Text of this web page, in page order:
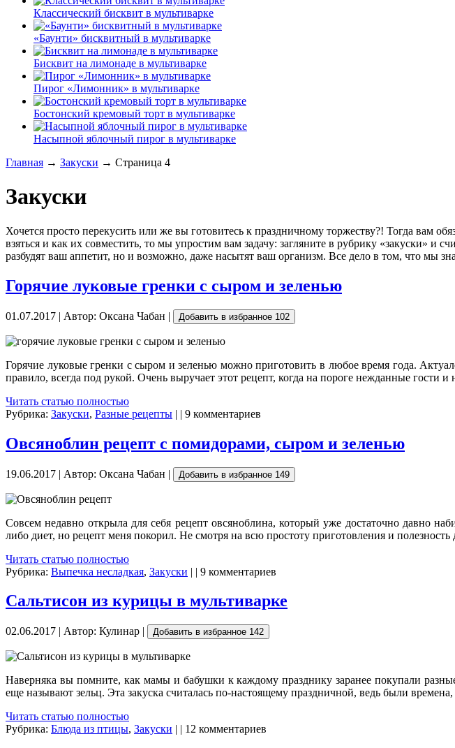
Классический бисквит в мультиварке
«Баунти» бисквитный в мультиварке
Бисквит на лимонаде в мультиварке
Пирог «Лимонник» в мультиварке
Бостонский кремовый торт в мультиварке
Насыпной яблочный пирог в мультиварке
Главная → Закуски → Страница 4
Закуски
Хочется просто перекусить или же вы готовитесь к праздничному торжеству?! Тогда вам
взяться и как их совместить, то мы упростим вам задачу: загляните в рубрику «закуски»
разбудят ваш аппетит, но и возможно, даже насытят ваш организм. Все дело в том, что мы
Горячие луковые гренки с сыром и зеленью
01.07.2017 | Автор: Оксана Чабан | Добавить в избранное 102
Горячие луковые гренки с сыром и зеленью можно приготовить в любое время года.
правило, всегда под рукой. Очень выручает этот рецепт, когда на пороге нежданные гости
Читать статью полностью
Рубрика: Закуски, Разные рецепты | | 9 комментариев
Овсяноблин рецепт с помидорами, сыром и зеленью
19.06.2017 | Автор: Оксана Чабан | Добавить в избранное 149
Совсем недавно открыла для себя рецепт овсяноблина, который уже достаточно давно
либо диет, но рецепт меня покорил. Не смотря на всю простоту приготовления и полезность
Читать статью полностью
Рубрика: Выпечка несладкая, Закуски | | 9 комментариев
Сальтисон из курицы в мультиварке
02.06.2017 | Автор: Кулинар | Добавить в избранное 142
Наверняка вы помните, как мамы и бабушки к каждому празднику заранее покупали
еще называют зельц. Эта закуска считалась по-настоящему праздничной, ведь были
Читать статью полностью
Рубрика: Блюда из птицы, Закуски | | 12 комментариев